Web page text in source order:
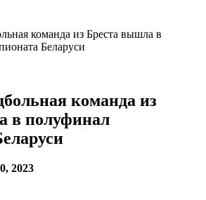
команда из Бреста вышла в
Беларуси
команда из
в полуфинал
2023